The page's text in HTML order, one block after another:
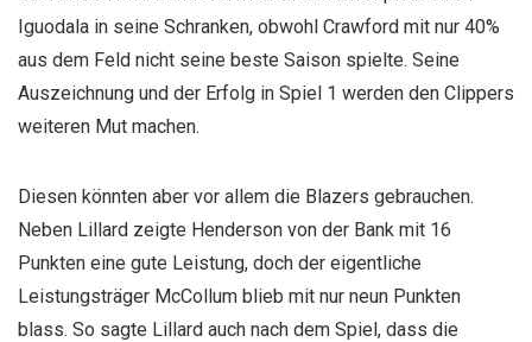
Iguodala in seine Schranken, obwohl Crawford mit nur 40%
aus dem Feld nicht seine beste Saison spielte. Seine
Auszeichnung und der Erfolg in Spiel 1 werden den Clippers
weiteren Mut machen.
Diesen könnten aber vor allem die Blazers gebrauchen.
Neben Lillard zeigte Henderson von der Bank mit 16
Punkten eine gute Leistung, doch der eigentliche
Leistungsträger McCollum blieb mit nur neun Punkten
blass. So sagte Lillard auch nach dem Spiel, dass die